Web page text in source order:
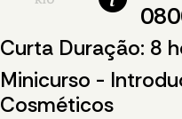
Curta Duração: 8
Minicurso -
Cosméticos